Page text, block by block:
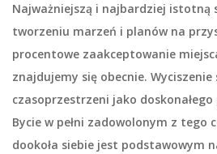
Najważniejszą i najbardziej istotną
tworzeniu marzeń i planów na
procentowe zaakceptowanie
znajdujemy się obecnie.
czasoprzestrzeni jako
Bycie w pełni zadowolonym z tego
dookoła siebie jest podstawowym